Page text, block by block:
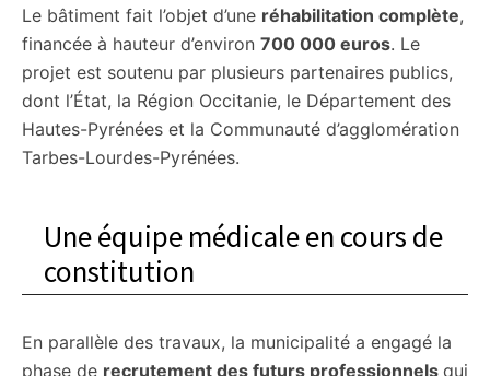
Le bâtiment fait l’objet d’une réhabilitation complète,
financée à hauteur d’environ 700 000 euros. Le
projet est soutenu par plusieurs partenaires publics,
dont l’État, la Région Occitanie, le Département des
Hautes-Pyrénées et la Communauté d’agglomération
Tarbes-Lourdes-Pyrénées.
Une équipe médicale en cours de
constitution
En parallèle des travaux, la municipalité a engagé la
phase de recrutement des futurs professionnels qui